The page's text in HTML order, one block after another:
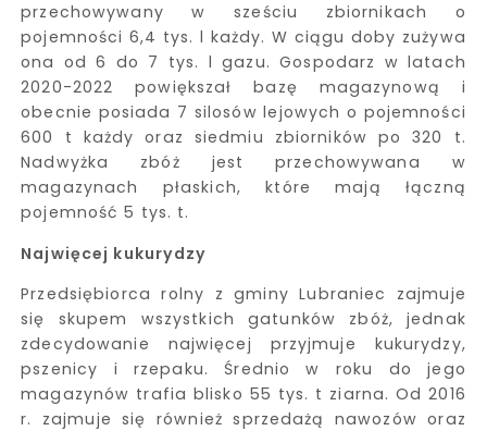
przechowywany w sześciu zbiornikach o
pojemności 6,4 tys. l każdy. W ciągu doby zużywa
ona od 6 do 7 tys. l gazu. Gospodarz w latach
2020-2022 powiększał bazę magazynową i
obecnie posiada 7 silosów lejowych o pojemności
600 t każdy oraz siedmiu zbiorników po 320 t.
Nadwyżka zbóż jest przechowywana w
magazynach płaskich, które mają łączną
pojemność 5 tys. t.
Najwięcej kukurydzy
Przedsiębiorca rolny z gminy Lubraniec zajmuje
się skupem wszystkich gatunków zbóż, jednak
zdecydowanie najwięcej przyjmuje kukurydzy,
pszenicy i rzepaku. Średnio w roku do jego
magazynów trafia blisko 55 tys. t ziarna. Od 2016
r. zajmuje się również sprzedażą nawozów oraz